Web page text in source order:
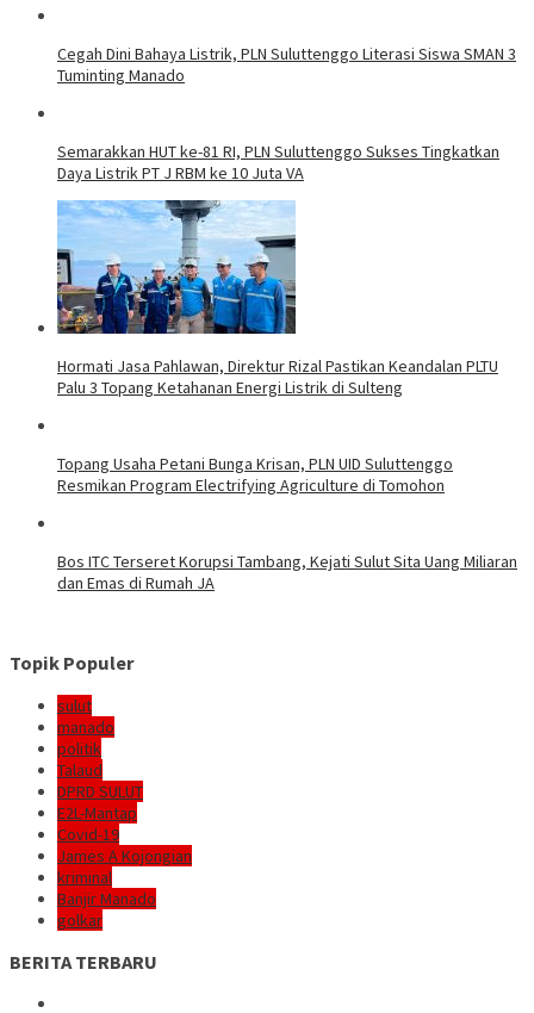
Cegah Dini Bahaya Listrik, PLN Suluttenggo Literasi Siswa SMAN 3
Tuminting Manado
Semarakkan HUT ke-81 RI, PLN Suluttenggo Sukses Tingkatkan
Daya Listrik PT J RBM ke 10 Juta VA
Hormati Jasa Pahlawan, Direktur Rizal Pastikan Keandalan PLTU
Palu 3 Topang Ketahanan Energi Listrik di Sulteng
Topang Usaha Petani Bunga Krisan, PLN UID Suluttenggo
Resmikan Program Electrifying Agriculture di Tomohon
Bos ITC Terseret Korupsi Tambang, Kejati Sulut Sita Uang Miliaran
dan Emas di Rumah JA
Topik Populer
sulut
manado
politik
Talaud
DPRD SULUT
E2L-Mantap
Covid-19
James A Kojongian
kriminal
Banjir Manado
golkar
BERITA TERBARU